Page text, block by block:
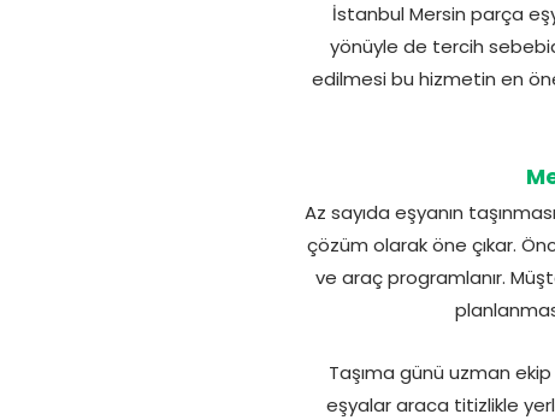
İstanbul Mersin parça
yönüyle de tercih
edilmesi bu hizmetin en
Az sayıda eşyanın
çözüm olarak öne çıkar.
ve araç programlanır.
Taşıma günü uzman
eşyalar araca titizlikle